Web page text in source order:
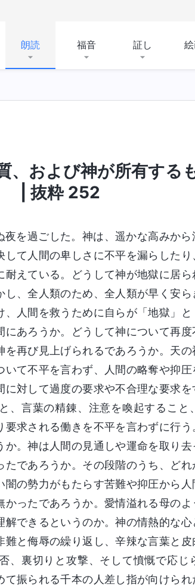
朗読 福音 証し
宗教的観念を暴く 人類の堕落を暴く
、および神が所有する
| 抜粋 252
夜を過ごした。神は、遥かな高みか
て人間の卑しさに不平を漏らした
えている。どうして神が地獄に居
、全人類のため、全人類が早く安
人間を救うために自らが「地獄」
あろうか。どうして神について再
再び見上げられるであろうか。天
て不平を言わず、人間の略奪や抑
対して過度の要求や不合理な要求
、言葉の精錬、注意を喚起すること
求される働きを不平を言わずに行
か。神は人間の見通しや運命を取り
であろうか。その段階のうち、ど
の勢力がもたらす苦難や抑圧から
ったであろうか。愛情溢れる母の
できるというのか。神の情熱的な
と侮辱の繰り返し、辛辣な言葉と
、裏切りと攻撃、そして憤慨で応じ
振られる千本の人差し指が向けら